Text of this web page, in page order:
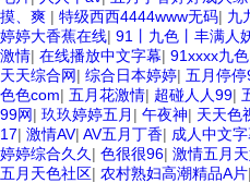
摸、爽 | 特级西西4444www无码| 九
婷婷大香蕉在线| 91丨九色丨丰满人
激情| 在线播放中文字幕| 91xxxx九色
天天综合网| 综合日本婷婷| 五月停停
色色com| 五月花激情| 超碰人人99|
99网| 玖玖婷婷五月 | 午夜神| 天天色
17| 激情AV| AV五月丁香| 成人中文
婷婷综合久久 | 色很很96| 激情五月
五月天色社区| 农村熟妇高潮精品A片|